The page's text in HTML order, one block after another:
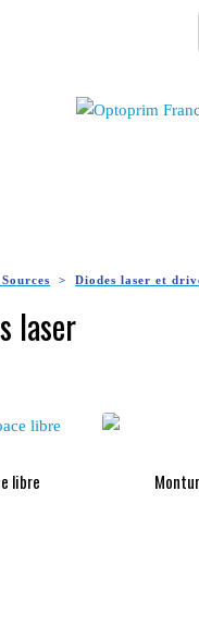
Diodes laser et
laser
libre